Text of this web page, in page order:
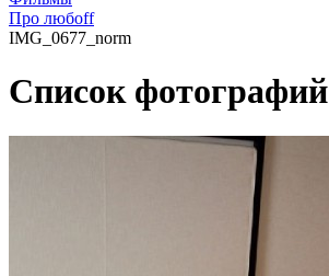
Про любоff
IMG_0677_norm
Список фотографий